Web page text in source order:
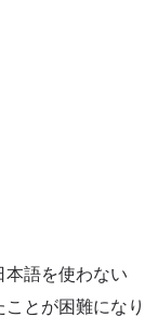
本語を使わない
とが困難になり